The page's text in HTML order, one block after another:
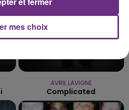
AVRIL LAVIGNE
Complicated
mes choix